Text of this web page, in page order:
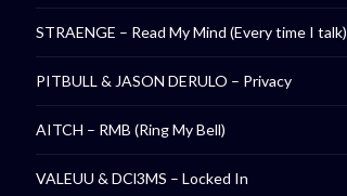
STRAENGE – Read My Mind (Every time I talk)
PITBULL & JASON DERULO – Privacy
AITCH – RMB (Ring My Bell)
VALEUU & DCl3MS – Locked In